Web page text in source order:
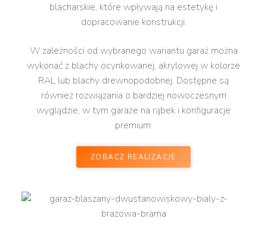
blacharskie, które wpływają na estetykę i
dopracowanie konstrukcji.
W zależności od wybranego wariantu garaż można
wykonać z blachy ocynkowanej, akrylowej w kolorze
RAL lub blachy drewnopodobnej. Dostępne są
również rozwiązania o bardziej nowoczesnym
wyglądzie, w tym garaże na rąbek i konfiguracje
premium.
ZOBACZ REALIZACJE